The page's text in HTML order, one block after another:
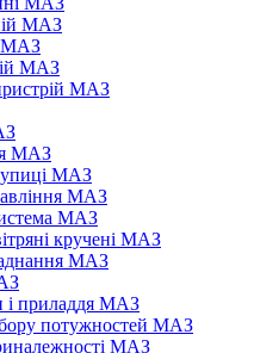
МАЗ
МАЗ
МАЗ
МАЗ
МАЗ
МАЗ
МАЗ
МАЗ
кручені МАЗ
МАЗ
і приладдя МАЗ
потужностей МАЗ
МАЗ